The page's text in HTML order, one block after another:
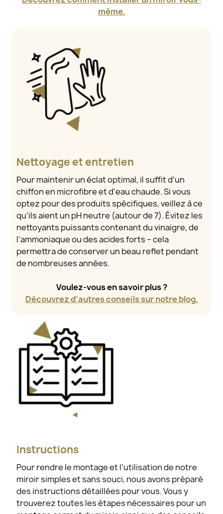
même.
Nettoyage et entretien
Pour maintenir un éclat optimal, il suffit d’un
chiffon en microfibre et d’eau chaude. Si vous
optez pour des produits spécifiques, veillez à ce
qu’ils aient un pH neutre (autour de 7). Évitez les
nettoyants puissants contenant du vinaigre, de
l’ammoniaque ou des acides forts – cela
permettra de conserver un beau reflet pendant
de nombreuses années.
Voulez-vous en savoir plus ?
Découvrez d’autres conseils sur notre blog.
Instructions
Pour rendre le montage et l’utilisation de notre
miroir simples et sans souci, nous avons préparé
des instructions détaillées pour vous. Vous y
trouverez toutes les étapes nécessaires pour un